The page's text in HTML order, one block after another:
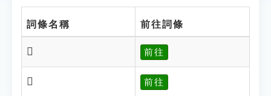
詞條名稱 前往詞條
𠩃 前往
𠩊 前往